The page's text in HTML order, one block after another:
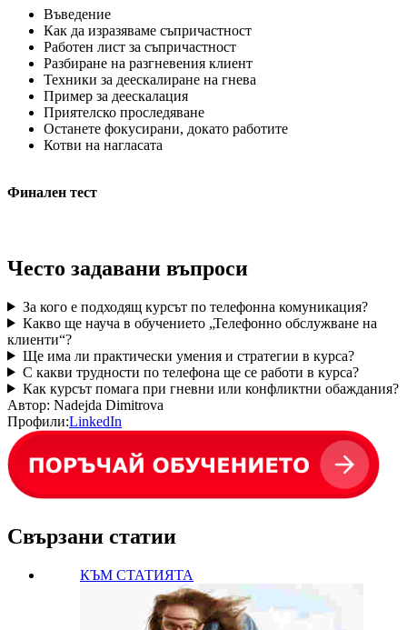
Въведение
Как да изразяваме съпричастност
Работен лист за съпричастност
Разбиране на разгневения клиент
Техники за деескалиране на гнева
Пример за деескалация
Приятелско проследяване
Останете фокусирани, докато работите
Котви на нагласата
Финален тест
Често задавани въпроси
За кого е подходящ курсът по телефонна комуникация?
Какво ще науча в обучението „Телефонно обслужване на
клиенти“?
Ще има ли практически умения и стратегии в курса?
С какви трудности по телефона ще се работи в курса?
Как курсът помага при гневни или конфликтни обаждания?
Автор: Nadejda Dimitrova
Профили:LinkedIn
Свързани статии
КЪМ СТАТИЯТА